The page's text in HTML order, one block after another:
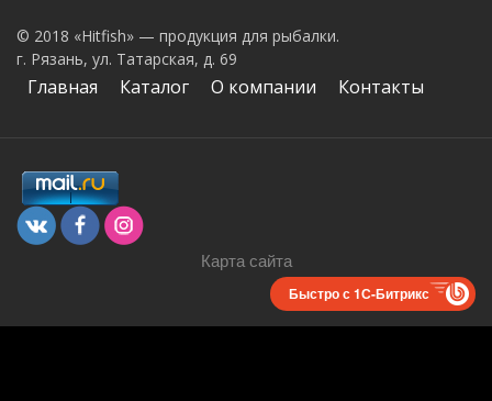
© 2018 «Hitfish» — продукция для рыбалки.
г. Рязань, ул. Татарская, д. 69
Главная Каталог О компании Контакты
Карта сайта
Быстро с 1С-Битрикс